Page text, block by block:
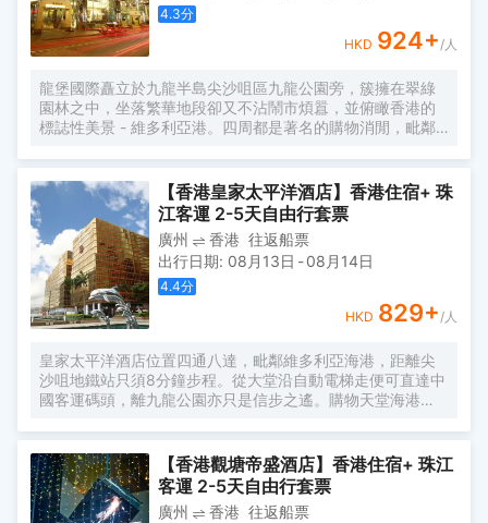
4.3分
HKD 924+/人
龍堡國際矗立於九龍半島尖沙咀區九龍公園旁，簇擁在翠綠
園林之中，坐落繁華地段卻又不沾鬧市煩囂，並俯瞰香港的
標誌性美景 - 維多利亞港。四周都是著名的購物消閒，毗鄰
和廟街夜市亦近在咫尺；而且交通網絡四通八達，不論是休
閒觀光或洽談商務，都盡享地利。最鄰近的機場快線九龍站
只距離龍堡國際五分鐘車程，前往香港國際機場需時大約三
十五分鐘車程。
【香港皇家太平洋酒店】香港住宿+ 珠
江客運 2-5天自由行套票
廣州 香港 往返船票
出行日期: 08月13日 -08月14日
4.4分
HKD 829+/人
皇家太平洋酒店位置四通八達，毗鄰維多利亞海港，距離尖
沙咀地鐵站只須8分鐘步程。從大堂沿自動電梯走便可直達中
國客運碼頭，離九龍公園亦只是信步之遙。購物天堂海港
心、高鐵車站及象徵香港的天星小輪全都近在咫尺。從皇家
太平洋酒店出發乘坐港鐵只須20分鐘車程(柯士甸站至宋皇台
共5個車站)便可到達啟德體育園，助您佔盡地利，輕鬆參與
各項精彩體育盛事。
【香港觀塘帝盛酒店】香港住宿+ 珠江
客運 2-5天自由行套票
廣州 香港 往返船票